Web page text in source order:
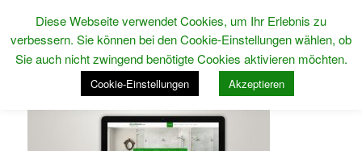
Diese Webseite verwendet Cookies, um Ihr Erlebnis zu
verbessern. Sie können bei den Cookie-Einstellungen wählen, ob
Sie auch nicht zwingend benötigte Cookies aktivieren möchten.
Cookie-Einstellungen Akzeptieren